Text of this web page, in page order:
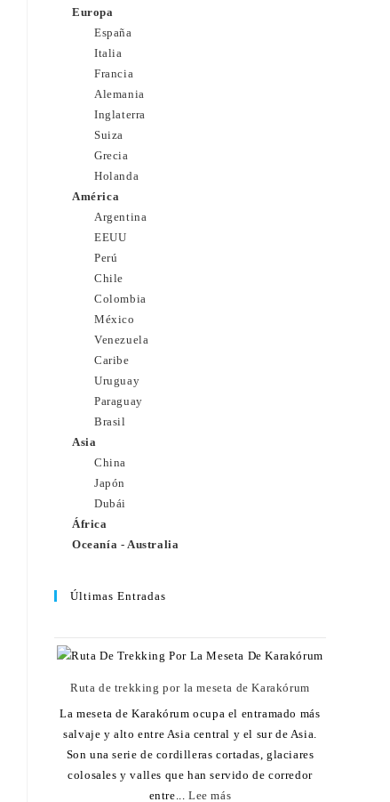
Europa
España
Italia
Francia
Alemania
Inglaterra
Suiza
Grecia
Holanda
América
Argentina
EEUU
Perú
Chile
Colombia
México
Venezuela
Caribe
Uruguay
Paraguay
Brasil
Asia
China
Japón
Dubái
África
Oceanía - Australia
Últimas Entradas
Ruta de trekking por la meseta de Karakórum
La meseta de Karakórum ocupa el entramado más
salvaje y alto entre Asia central y el sur de Asia.
Son una serie de cordilleras cortadas, glaciares
colosales y valles que han servido de corredor
entre...Lee más